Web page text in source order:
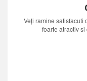
Veți ramine satisfacuti
foarte atractiv